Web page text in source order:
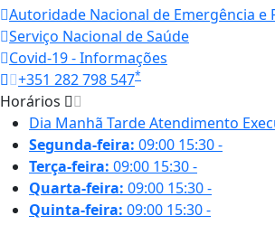
Autoridade Nacional de Emergência e
Serviço Nacional de Saúde
Covid-19 - Informações
+351 282 798 547*
Horários
Dia Manhã TardeAtendimento
Segunda-feira: 09:00 15:30-
Terça-feira: 09:00 15:30-
Quarta-feira: 09:00 15:30-
Quinta-feira: 09:00 15:30-